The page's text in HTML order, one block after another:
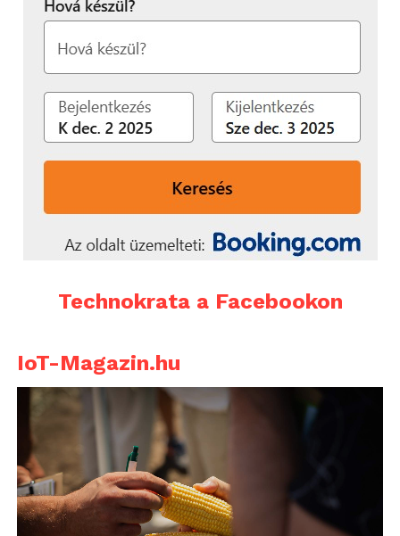
Technokrata a Facebookon
IoT-Magazin.hu